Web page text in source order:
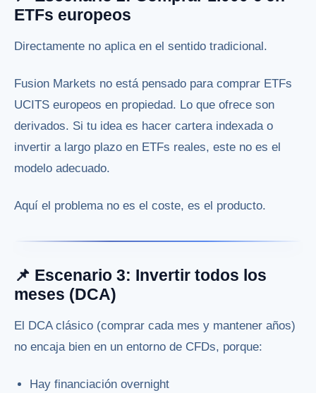
ETFs europeos
Directamente no aplica en el sentido tradicional.
Fusion Markets no está pensado para comprar ETFs
UCITS europeos en propiedad. Lo que ofrece son
derivados. Si tu idea es hacer cartera indexada o
invertir a largo plazo en ETFs reales, este no es el
modelo adecuado.
Aquí el problema no es el coste, es el producto.
📌 Escenario 3: Invertir todos los
meses (DCA)
El DCA clásico (comprar cada mes y mantener años)
no encaja bien en un entorno de CFDs, porque:
Hay financiación overnight